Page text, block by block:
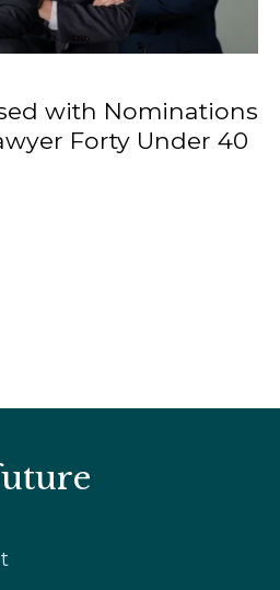
with Nominations
Forty Under 40